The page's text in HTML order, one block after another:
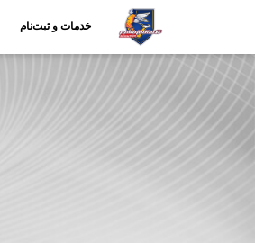
خدمات و ثبت‌نام